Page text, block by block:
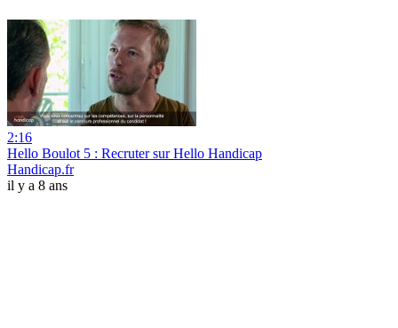
2:16
Hello Boulot 5 : Recruter sur Hello Handicap
Handicap.fr
il y a 8 ans